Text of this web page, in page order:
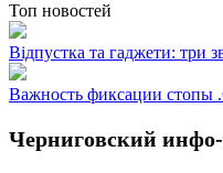
Топ новостей
Відпустка та гаджети: три
Важность фиксации стопы
Черниговский